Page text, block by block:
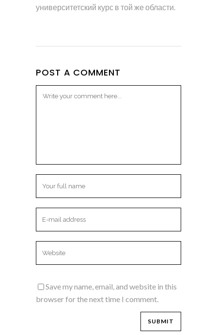
университетский курс в той же области.
POST A COMMENT
Save my name, email, and website in this
browser for the next time I comment.